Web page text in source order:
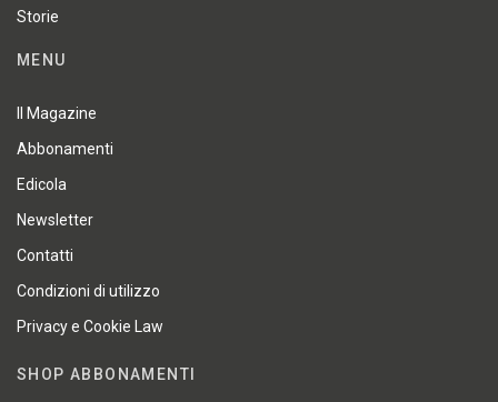
Storie
MENU
Il Magazine
Abbonamenti
Edicola
Newsletter
Contatti
Condizioni di utilizzo
Privacy e Cookie Law
SHOP ABBONAMENTI